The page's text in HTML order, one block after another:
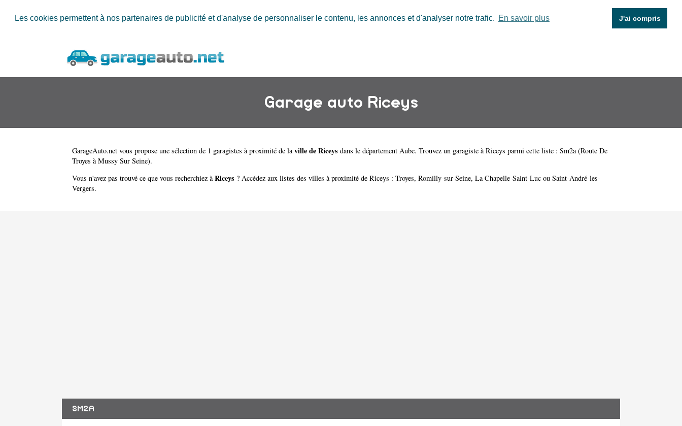
Les cookies permettent à nos partenaires de publicité et d'analyse de personnaliser le contenu, les annonces et d'analyser notre trafic. En savoir plus J'ai compris
Garage auto Riceys
GarageAuto.net vous propose une sélection de 1 garagistes à proximité de laville de Riceys dans le département Aube. Trouvez un garagiste à Riceys parmi cette liste : Sm2a (Route De
Troyes à Mussy Sur Seine).
Vous n'avez pas trouvé ce que vous recherchiez àRiceys ? Accédez aux listes des villes à proximité de Riceys : Troyes, Romilly-sur-Seine, La Chapelle-Saint-Luc ou Saint-André-les-
Vergers.
SM2A